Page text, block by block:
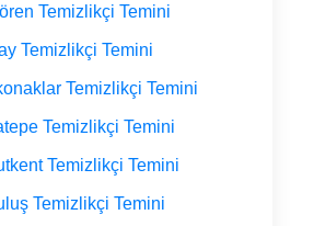
Temizlikçi Temini
Temizlikçi Temini
Temizlikçi Temini
Temizlikçi Temini
Temizlikçi Temini
Temizlikçi Temini